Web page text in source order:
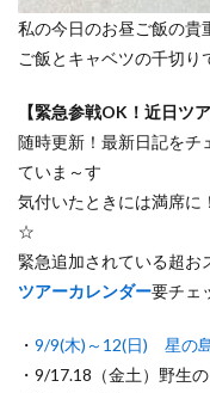
私の今日のお昼ご飯の貴
ご飯とキャベツの千切り
【緊急参戦OK！近日ツ
随時更新！最新日記を
ていま～す
気付いたときには満席に
☆
緊急追加されている超お
ツアーカレンダー要チェ
・ 9/9(木)～12(日) 星の
・9/17.18（金土）野生